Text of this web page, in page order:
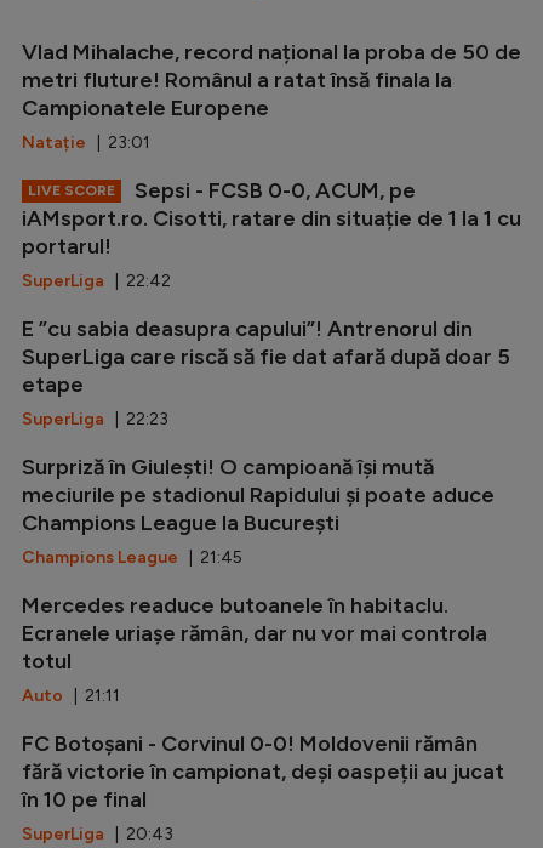
Vlad Mihalache, record național la proba de 50 de
metri fluture! Românul a ratat însă finala la
Campionatele Europene
Natație | 23:01
LIVE SCORE
Sepsi - FCSB 0-0, ACUM, pe
iAMsport.ro. Cisotti, ratare din situație de 1 la 1 cu
portarul!
SuperLiga | 22:42
E ”cu sabia deasupra capului”! Antrenorul din
SuperLiga care riscă să fie dat afară după doar 5
etape
SuperLiga | 22:23
Surpriză în Giulești! O campioană își mută
meciurile pe stadionul Rapidului și poate aduce
Champions League la București
Champions League | 21:45
Mercedes readuce butoanele în habitaclu.
Ecranele uriașe rămân, dar nu vor mai controla
totul
Auto | 21:11
FC Botoșani - Corvinul 0-0! Moldovenii rămân
fără victorie în campionat, deși oaspeții au jucat
în 10 pe final
SuperLiga | 20:43